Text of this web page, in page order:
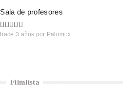
Sala de profesores
hace 3 años por Palomiix
Filmlista